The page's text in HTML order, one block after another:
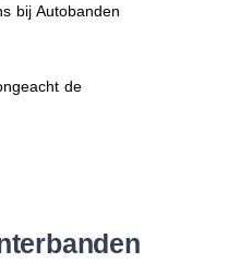
bij Autobanden
de